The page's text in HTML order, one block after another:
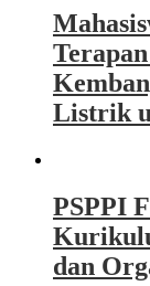
Listrik
PSPPI
dan